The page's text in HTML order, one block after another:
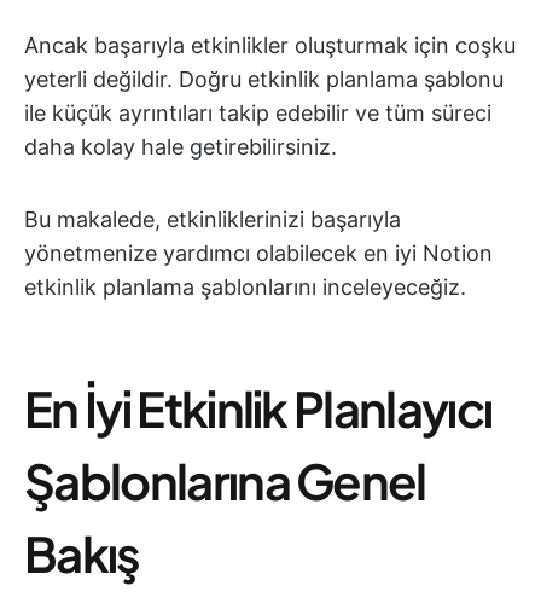
Ancak başarıyla etkinlikler oluşturmak için coşku
yeterli değildir. Doğru etkinlik planlama şablonu
ile küçük ayrıntıları takip edebilir ve tüm süreci
daha kolay hale getirebilirsiniz.
Bu makalede, etkinliklerinizi başarıyla
yönetmenize yardımcı olabilecek en iyi Notion
etkinlik planlama şablonlarını inceleyeceğiz.
En İyi Etkinlik Planlayıcı
Şablonlarına Genel
Bakış